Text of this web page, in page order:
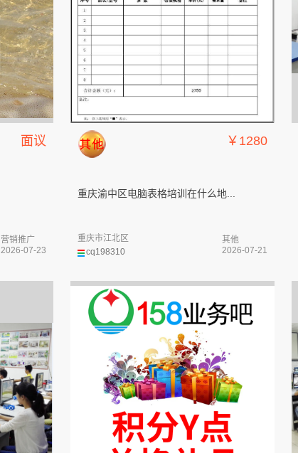
面议
营销推广
2026-07-23
￥1280
重庆渝中区电脑表格培训在什么地...
cq198310
重庆市江北区
其他
2026-07-21